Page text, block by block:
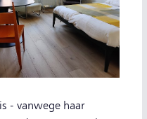
- vanwege haar